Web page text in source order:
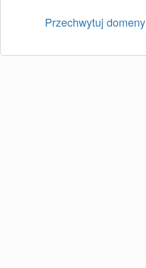
Przechwytuj domeny